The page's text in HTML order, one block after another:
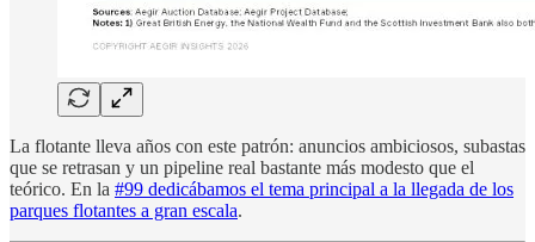
La flotante lleva años con este patrón: anuncios ambiciosos, subastas
que se retrasan y un pipeline real bastante más modesto que el
teórico. En la #99 dedicábamos el tema principal a la llegada de los
parques flotantes a gran escala.